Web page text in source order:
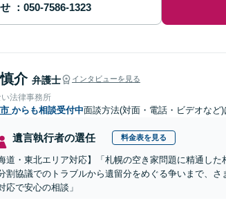
介 弁護士 インタビューを見る
い法律事務所
からも相談受付中面談方法(対面・電話・ビデオなど)
遺言執行者の選任 料金表を見る
海道・東北エリア対応】「札幌の空き家問題に精通し
割協議でのトラブルから遺留分をめぐる争いまで、
応で安心の相談」